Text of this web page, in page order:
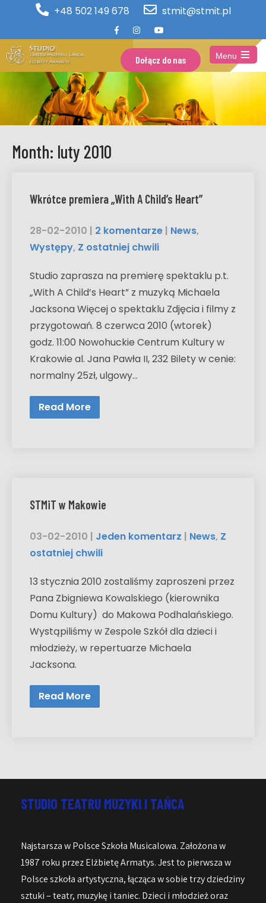
+48 502 149 678 stmit@stmit.pl
Dołącz do nas
Menu
Open
the
main
menu
Month: luty 2010
Wkrótce premiera „With A Child’s Heart”
28-02-2010 | 2 komentarze | News,
Występy, Z ostatniej chwili
Studio zaprasza na premierę spektaklu p.t.
„With A Child’s Heart” z muzyką Michaela
Jacksona Więcej o spektaklu Zdjęcia i filmy z
przygotowań. 8 czerwca 2010 (wtorek)
godz. 11:00 Nowohuckie Centrum Kultury w
Krakowie al. Jana Pawła II, 232 Bilety w cenie:
normalny 25zł, ulgowy…
Read More
STMiT w Makowie
03-02-2010 | Jeden komentarz | News, Z
ostatniej chwili
13 stycznia 2010 zostaliśmy zaproszeni przez
Pana Zbigniewa Kowalskiego (kierownika
Domu Kultury) do Makowa Podhalańskiego.
Wystąpiliśmy w Zespole Szkół dla dzieci i
młodzieży, w repertuarze Michaela
Jacksona.
Read More
STUDIO TEATRU MUZYKI I TAŃCA
Najstarsza w Polsce Szkoła Musicalowa. Założona w
1987 roku przez Elżbietę Armatys. Jest to pierwsza w
Polsce szkoła artystyczna, łącząca w sobie trzy dziedziny
sztuki – teatr, muzykę i taniec. Dzieci i młodzież oraz